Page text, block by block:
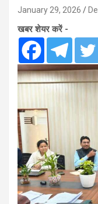
January 29, 2026
खबर शेयर करें -